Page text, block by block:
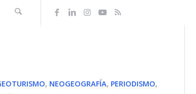
, NEOGEOGRAFÍA, PERIODISMO,